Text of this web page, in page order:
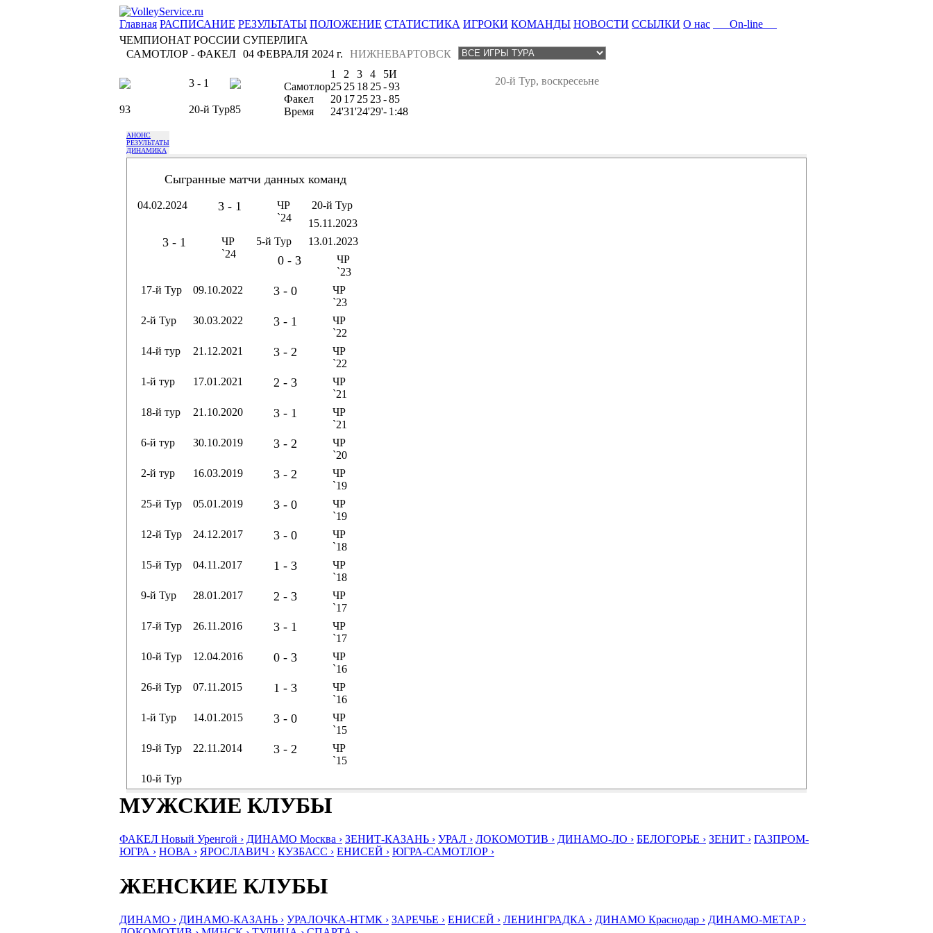
Главная РАСПИСАНИЕ РЕЗУЛЬТАТЫ ПОЛОЖЕНИЕ СТАТИСТИКА ИГРОКИ КОМАНДЫ НОВОСТИ ССЫЛКИ О нас
On-line
ЧЕМПИОНАТ РОССИИ СУПЕРЛИГА
САМОТЛОР - ФАКЕЛ
НИЖНЕВАРТОВСК
04 ФЕВРАЛЯ 2024 г.
3 - 1
93 20-й Тур85
20-й Тур, воскресеьне
1 2 3 4 5И
Самотлор25 25 18 25-93
Факел
20 17 25 23-85
Время
24'31'24'29'- 1:48
АНОНС
РЕЗУЛЬТАТЫ
ДИНАМИКА
Сыгранные матчи данных команд
04.02.2024 3 - 1
ЧР
`24
20-й Тур
15.11.2023
3 - 1
ЧР
`24
5-й Тур 13.01.2023
0 - 3
ЧР
`23
17-й Тур
09.10.2022 3 - 0
ЧР
`23
2-й Тур
30.03.2022 3 - 1
ЧР
`22
14-й тур
21.12.2021 3 - 2
ЧР
`22
1-й тур
17.01.2021 2 - 3
ЧР
`21
18-й тур
21.10.2020 3 - 1
ЧР
`21
6-й тур
30.10.2019 3 - 2
ЧР
`20
2-й тур
16.03.2019 3 - 2
ЧР
`19
25-й Тур
05.01.2019 3 - 0
ЧР
`19
12-й Тур
24.12.2017 3 - 0
ЧР
`18
15-й Тур
04.11.2017 1 - 3
ЧР
`18
9-й Тур
28.01.2017 2 - 3
ЧР
`17
17-й Тур
26.11.2016 3 - 1
ЧР
`17
10-й Тур
12.04.2016 0 - 3
ЧР
`16
26-й Тур
07.11.2015 1 - 3
ЧР
`16
1-й Тур
14.01.2015 3 - 0
ЧР
`15
19-й Тур
22.11.2014 3 - 2
ЧР
`15
10-й Тур
МУЖСКИЕ КЛУБЫ
ФАКЕЛ Новый Уренгой › ДИНАМО Москва › ЗЕНИТ-КАЗАНЬ › УРАЛ › ЛОКОМОТИВ › ДИНАМО-ЛО › БЕЛОГОРЬЕ › ЗЕНИТ › ГАЗПРОМ-
ЮГРА › НОВА › ЯРОСЛАВИЧ › КУЗБАСС › ЕНИСЕЙ › ЮГРА-САМОТЛОР ›
ЖЕНСКИЕ КЛУБЫ
ДИНАМО › ДИНАМО-КАЗАНЬ › УРАЛОЧКА-НТМК › ЗАРЕЧЬЕ › ЕНИСЕЙ › ЛЕНИНГРАДКА › ДИНАМО Краснодар › ДИНАМО-МЕТАР ›